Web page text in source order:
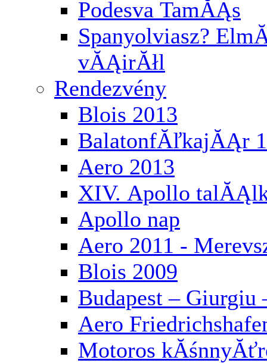
Podesva TamĂĄs
Spanyolviasz?
vĂĄirĂłl
Rendezvény
Blois 2013
BalatonfĂľkajĂĄr
Aero 2013
XIV. Apollo
Apollo nap
Aero 2011 -
Blois 2009
Budapest – Giurgiu
Aero
Motoros